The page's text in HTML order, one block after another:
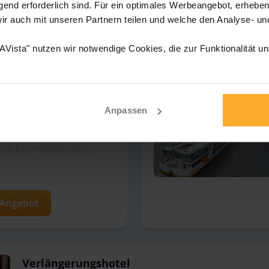
erforderlich sind. Für ein optimales Werbeangebot,
auch mit unseren Partnern teilen und welche den Analyse-
nutzen wir notwendige Cookies, die zur Funktionalität
Anpassen
günstige,
der
direkt zum Schiff und
Kofferschleppen, Sie
zum TEFRA
Verlängerungshotel